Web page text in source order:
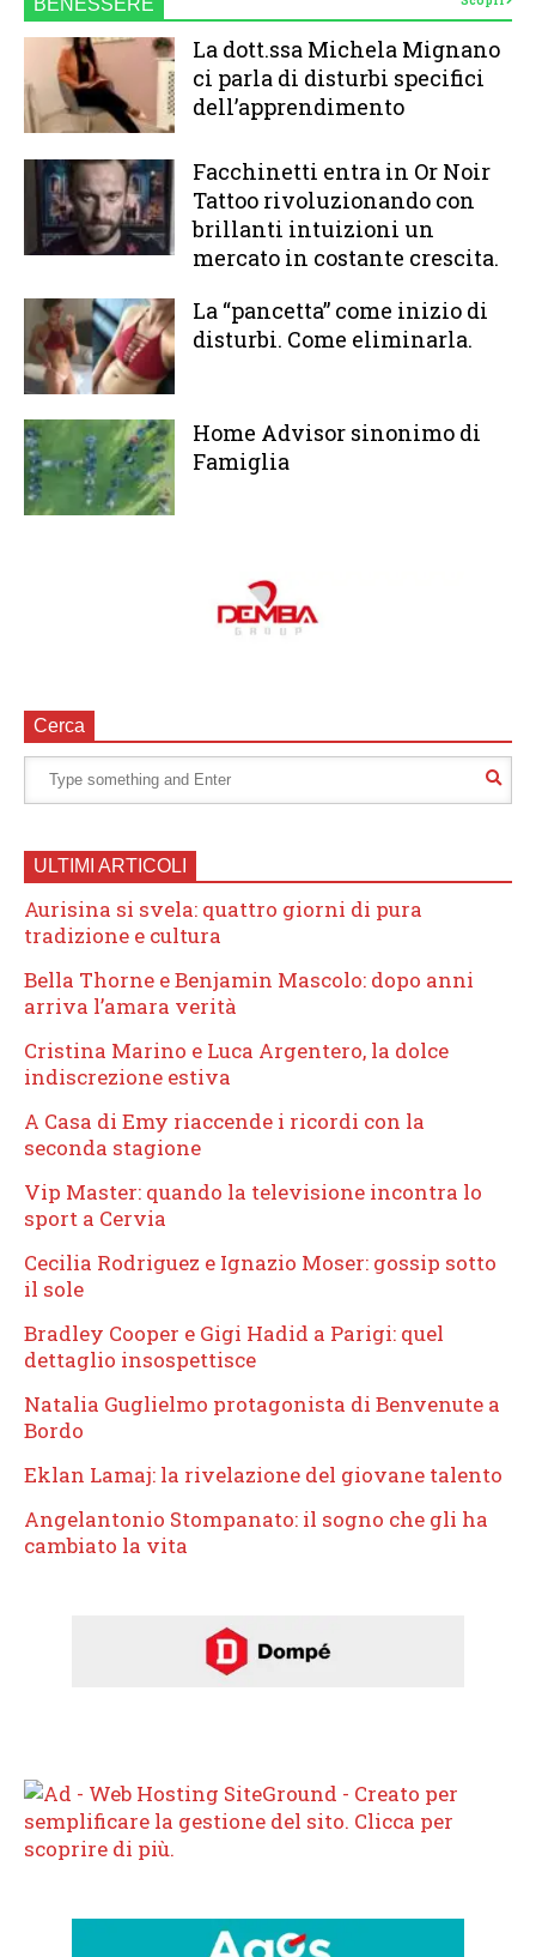
BENESSERE
La dott.ssa Michela Mignano
ci parla di disturbi specifici
dell’apprendimento
Facchinetti entra in Or Noir
Tattoo rivoluzionando con
brillanti intuizioni un
mercato in costante crescita.
La “pancetta” come inizio di
disturbi. Come eliminarla.
Home Advisor sinonimo di
Famiglia
Cerca
ULTIMI ARTICOLI
Aurisina si svela: quattro giorni di pura
tradizione e cultura
Bella Thorne e Benjamin Mascolo: dopo anni
arriva l’amara verità
Cristina Marino e Luca Argentero, la dolce
indiscrezione estiva
A Casa di Emy riaccende i ricordi con la
seconda stagione
Vip Master: quando la televisione incontra lo
sport a Cervia
Cecilia Rodriguez e Ignazio Moser: gossip sotto
il sole
Bradley Cooper e Gigi Hadid a Parigi: quel
dettaglio insospettisce
Natalia Guglielmo protagonista di Benvenute a
Bordo
Eklan Lamaj: la rivelazione del giovane talento
Angelantonio Stompanato: il sogno che gli ha
cambiato la vita